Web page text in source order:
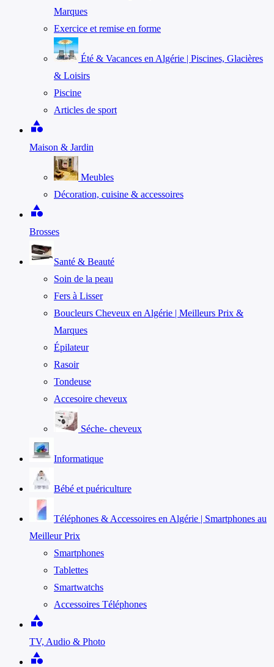
Marques
Exercice et remise en forme
Été & Vacances en Algérie | Piscines, Glacières
& Loisirs
Piscine
Articles de sport
category
Maison & Jardin
Meubles
Décoration, cuisine & accessoires
category
Brosses
Santé & Beauté
Soin de la peau
Fers à Lisser
Boucleurs Cheveux en Algérie | Meilleurs Prix &
Marques
Épilateur
Rasoir
Tondeuse
Accesoire cheveux
Séche- cheveux
Informatique
Bébé et puériculture
Téléphones & Accessoires en Algérie | Smartphones au
Meilleur Prix
Smartphones
Tablettes
Smartwatchs
Accessoires Téléphones
category
TV, Audio & Photo
category